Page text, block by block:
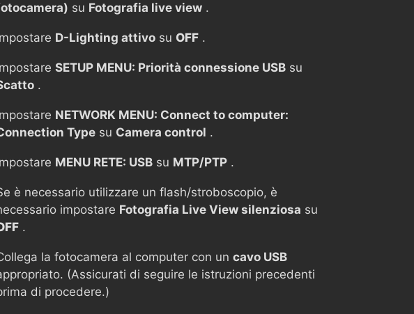
su Fotografia live view .
D-Lighting attivo su OFF .
SETUP MENU: Priorità connessione USB su
.
NETWORK MENU: Connect to computer:
Type su Camera control .
MENU RETE: USB su MTP/PTP .
è necessario utilizzare un flash/stroboscopio, è
impostare Fotografia Live View silenziosa su
.
la fotocamera al computer con un cavo USB
(Assicurati di seguire le istruzioni precedenti
di procedere.)